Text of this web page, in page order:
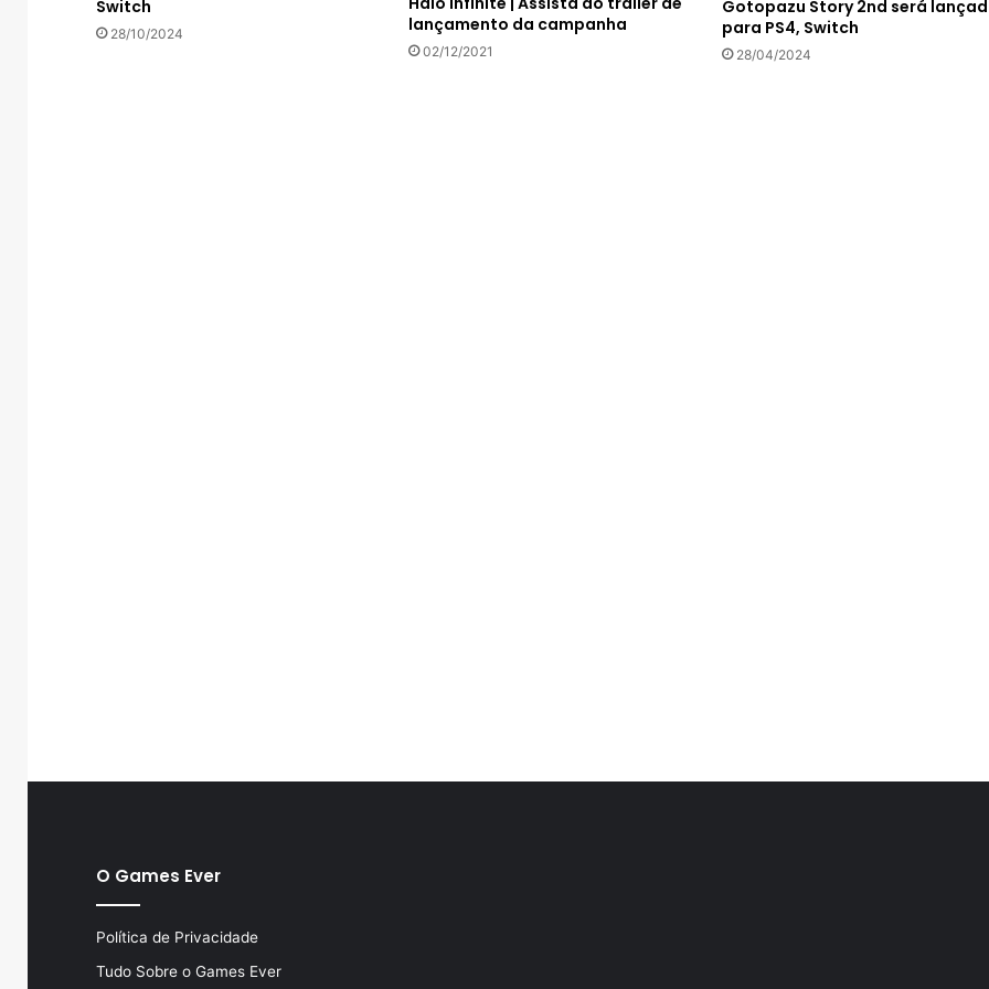
Switch
28/10/2024
lançamento da campanha
02/12/2021
Gotopazu Story 2nd será
para PS4, Switch
28/04/2024
O Games Ever
Política de Privacidade
Tudo Sobre o Games Ever